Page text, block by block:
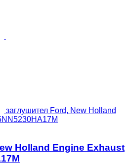
заглушител Ford, New Holland
Holland Engine Exhaust